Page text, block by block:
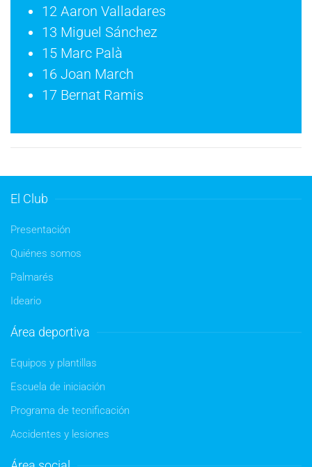
12 Aaron Valladares
13 Miguel Sánchez
15 Marc Palà
16 Joan March
17 Bernat Ramis
El Club
Presentación
Quiénes somos
Palmarés
Ideario
Área deportiva
Equipos y plantillas
Escuela de iniciación
Programa de tecnificación
Accidentes y lesiones